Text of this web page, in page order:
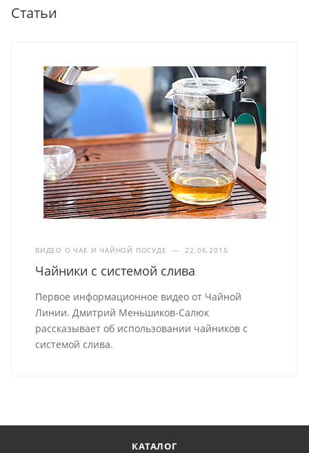
Статьи
ВИДЕО О ЧАЕ И ЧАЙНОЙ ПОСУДЕ — 22.06.2015
Чайники с системой слива
Первое информационное видео от Чайной
Линии. Дмитрий Меньшиков-Салюк
рассказывает об использовании чайников с
системой слива.
КАТАЛОГ